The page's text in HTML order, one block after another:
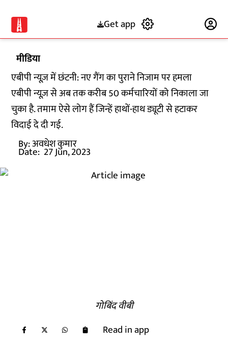
Get app
मीडिया
एबीपी न्यूज़ में छंटनी: नए गैंग का पुराने निजाम पर हमला
एबीपी न्यूज़ से अब तक करीब 50 कर्मचारियों को निकाला जा
चुका है. तमाम ऐसे लोग हैं जिन्हें हाथों-हाथ ड्यूटी से हटाकर
विदाई दे दी गई.
By:अवधेश कुमार
Date: 27 Jun, 2023
गोबिंद वीबी
Read in app